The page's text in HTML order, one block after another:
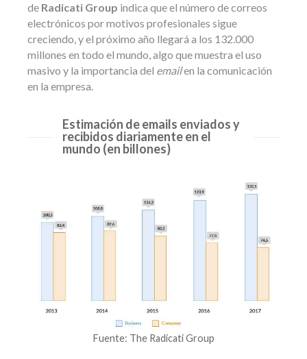
de Radicati Group indica que el número de correos
electrónicos por motivos profesionales sigue
creciendo, y el próximo año llegará a los 132.000
millones en todo el mundo, algo que muestra el uso
masivo y la importancia del emailen la comunicación
en la empresa.
Estimación de emails enviados y
recibidos diariamente en el
mundo (en billones)
Fuente: The Radicati Group